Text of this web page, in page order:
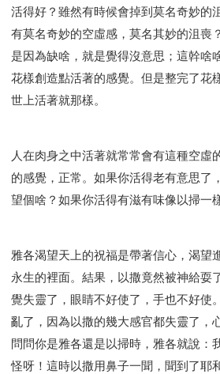
活得好？雖然有時候會掉到莫名奇妙的
有莫名奇妙的空虛感，莫名其妙的沮喪
是因為缺啥，就是覺得沒意思；這幹啥
花樣創造點活著的感覺。但是整完了花
世上活著就那樣。
人在肉身之中活著就常常會有這種空虛
的感覺，正常。如果你活得老有意思了
望個啥？如果你活得有滋有味像以掃一
雅各渴望天上的祝福是帶著信心，渴望
永生的裡面。結果，以撒竟然被神給耍
覺失靈了，眼睛不好使了，手也不好使
亂了，因為以撒的幾大感官都失靈了，
問問你是雅各還是以掃時，雅各就說：
怪呀！這時以撒用鼻子一聞，聞到了耶